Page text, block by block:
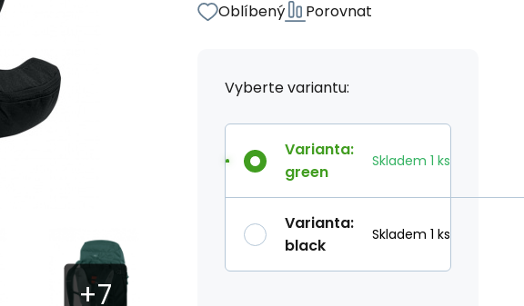
Oblíbený Porovnat
Vyberte variantu:
Varianta:
green
Skladem 1 ks
Varianta:
black
Skladem 1 ks